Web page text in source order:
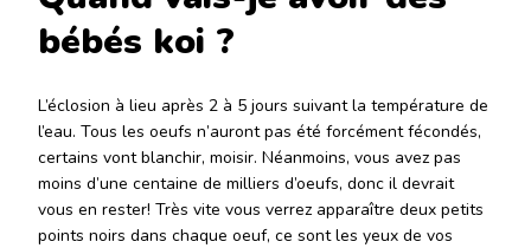
bébés koi ?
L’éclosion à lieu après 2 à 5 jours suivant la température de
l’eau. Tous les oeufs n’auront pas été forcément fécondés,
certains vont blanchir, moisir. Néanmoins, vous avez pas
moins d’une centaine de milliers d’oeufs, donc il devrait
vous en rester! Très vite vous verrez apparaître deux petits
points noirs dans chaque oeuf, ce sont les yeux de vos